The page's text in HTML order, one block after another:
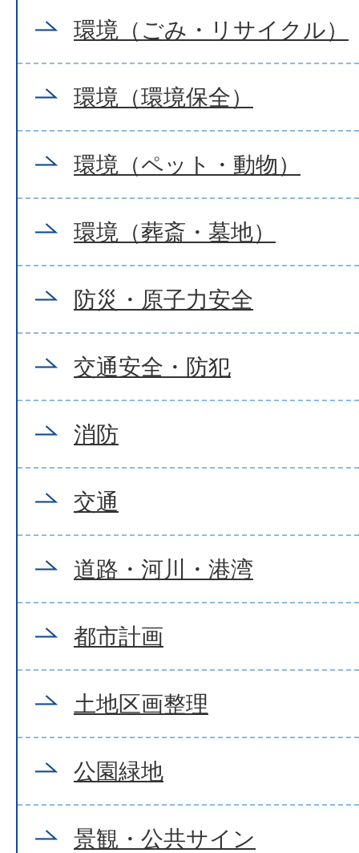
環境（ごみ・リサイクル）
環境（環境保全）
環境（ペット・動物）
環境（葬斎・墓地）
防災・原子力安全
交通安全・防犯
消防
交通
道路・河川・港湾
都市計画
土地区画整理
公園緑地
景観・公共サイン